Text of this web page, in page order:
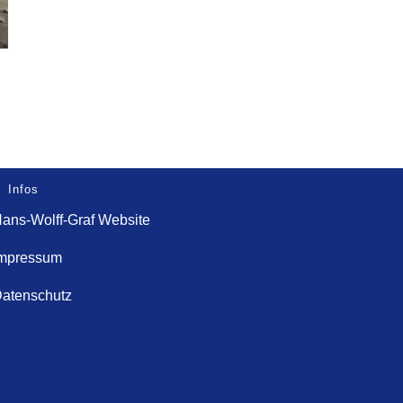
Infos
Wolff-Graf Website